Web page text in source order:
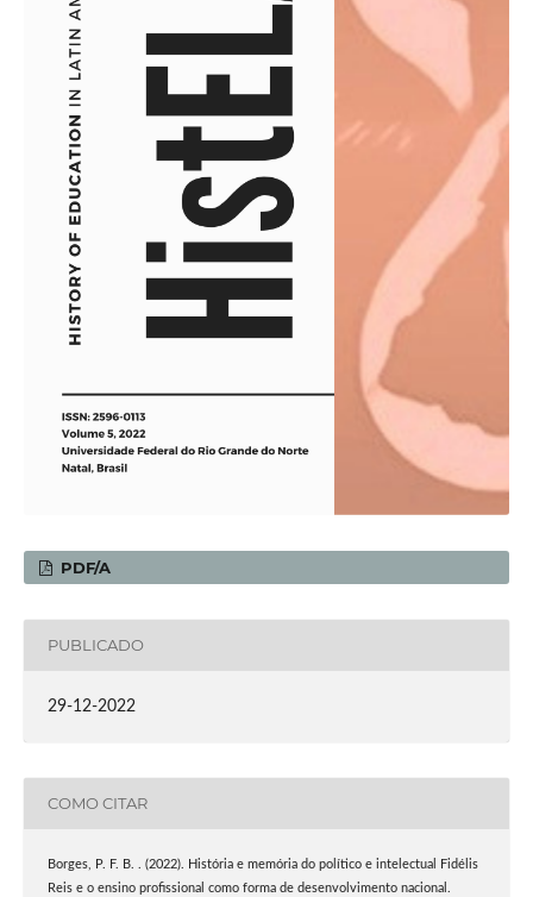
PDF/A
PUBLICADO
29-12-2022
COMO CITAR
Borges, P. F. B. . (2022). História e memória do político e intelectual Fidélis
Reis e o ensino profissional como forma de desenvolvimento nacional.